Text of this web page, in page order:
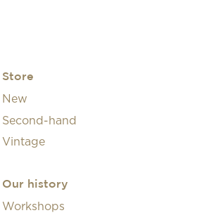
Store
New
Second-hand
Vintage
Our history
Workshops